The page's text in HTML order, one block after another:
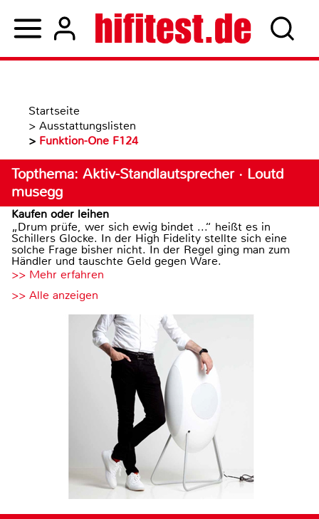
Startseite
> Ausstattungslisten
> Funktion-One F124
Topthema: Aktiv-Standlautsprecher · Loutd
musegg
Kaufen oder leihen
„Drum prüfe, wer sich ewig bindet ...“ heißt es in
Schillers Glocke. In der High Fidelity stellte sich eine
solche Frage bisher nicht. In der Regel ging man zum
Händler und tauschte Geld gegen Ware.
>> Mehr erfahren
>> Alle anzeigen